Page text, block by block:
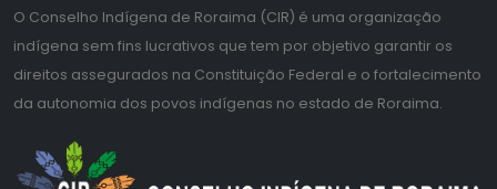
O Conselho Indígena de Roraima (CIR) é uma organização
indígena sem fins lucrativos que tem por objetivo garantir os
direitos assegurados na Constituição Federal e o fortalecimento
da autonomia dos povos indígenas no estado de Roraima.